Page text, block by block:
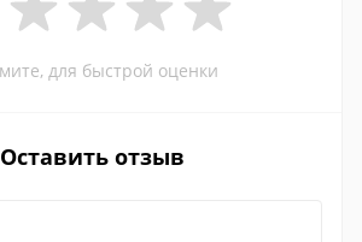
для быстрой оценки
Оставить отзыв